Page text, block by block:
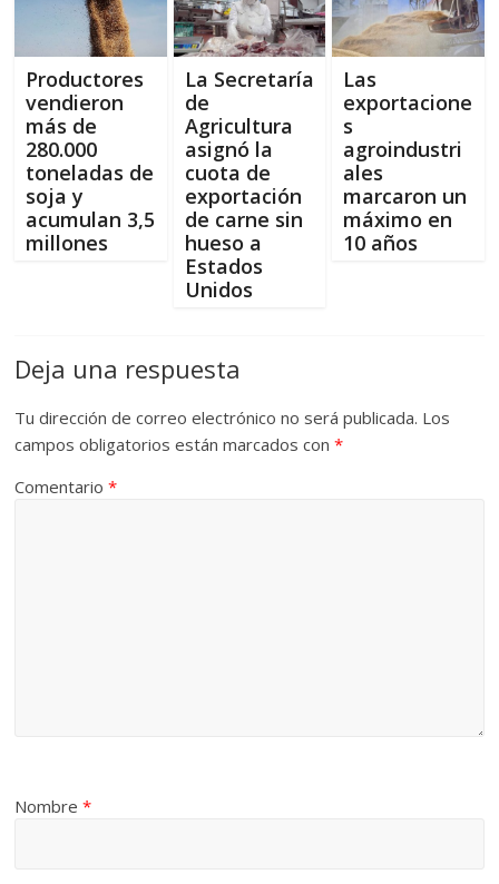
Productores
vendieron
más de
280.000
toneladas de
soja y
acumulan 3,5
millones
La Secretaría
de
Agricultura
asignó la
cuota de
exportación
de carne sin
hueso a
Estados
Unidos
Las
exportacione
s
agroindustri
ales
marcaron un
máximo en
10 años
Deja una respuesta
Tu dirección de correo electrónico no será publicada. Los
campos obligatorios están marcados con*
Comentario*
Nombre*